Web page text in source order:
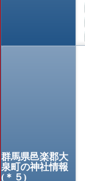
群馬県邑楽郡大
泉町の神社情報
(＊５)